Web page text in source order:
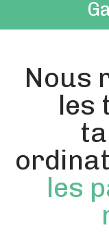
Nous
les
les